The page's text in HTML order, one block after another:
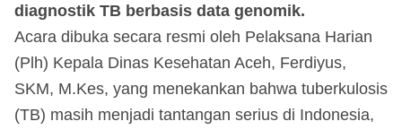
diagnostik TB berbasis data genomik.
Acara dibuka secara resmi oleh Pelaksana Harian
(Plh) Kepala Dinas Kesehatan Aceh, Ferdiyus,
SKM, M.Kes, yang menekankan bahwa tuberkulosis
(TB) masih menjadi tantangan serius di Indonesia,